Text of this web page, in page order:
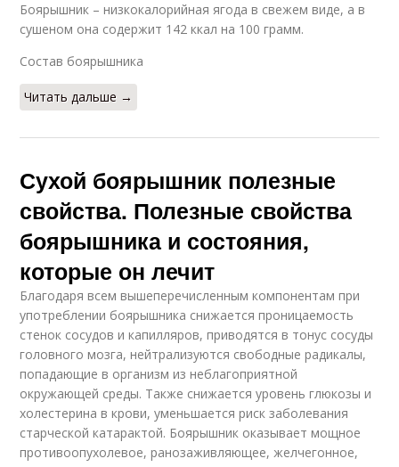
Боярышник – низкокалорийная ягода в свежем виде, а в
сушеном она содержит 142 ккал на 100 грамм.
Состав боярышника
Читать дальше →
Сухой боярышник полезные
свойства. Полезные свойства
боярышника и состояния,
которые он лечит
Благодаря всем вышеперечисленным компонентам при
употреблении боярышника снижается проницаемость
стенок сосудов и капилляров, приводятся в тонус сосуды
головного мозга, нейтрализуются свободные радикалы,
попадающие в организм из неблагоприятной
окружающей среды. Также снижается уровень глюкозы и
холестерина в крови, уменьшается риск заболевания
старческой катарактой. Боярышник оказывает мощное
противоопухолевое, ранозаживляющее, желчегонное,